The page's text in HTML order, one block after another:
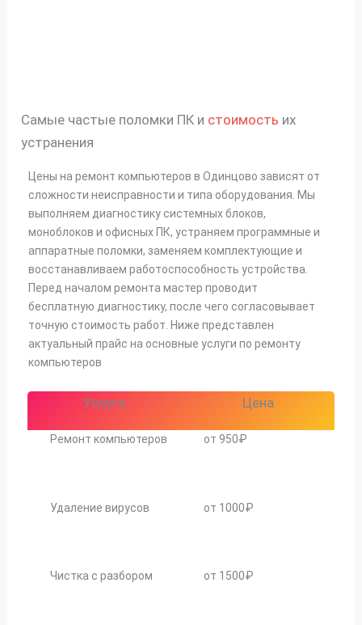
Самые частые поломки ПК и стоимость их
устранения
Цены на ремонт компьютеров в Одинцово зависят от
сложности неисправности и типа оборудования. Мы
выполняем диагностику системных блоков,
моноблоков и офисных ПК, устраняем программные и
аппаратные поломки, заменяем комплектующие и
восстанавливаем работоспособность устройства.
Перед началом ремонта мастер проводит
бесплатную диагностику, после чего согласовывает
точную стоимость работ. Ниже представлен
актуальный прайс на основные услуги по ремонту
компьютеров
Услуга Цена
Ремонт компьютеров от 950₽
Удаление вирусов от 1000₽
Чистка с разбором от 1500₽